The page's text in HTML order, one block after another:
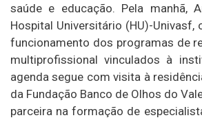
saúde e educação. Pela manhã,
Hospital Universitário (HU)-Univasf,
funcionamento dos programas de
multiprofissional vinculados à
agenda segue com visita à
da Fundação Banco de Olhos do
parceira na formação de